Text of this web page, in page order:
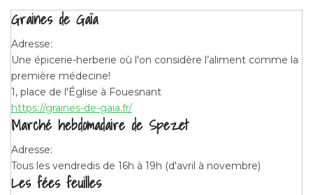
Graines de Gaïa
Adresse:
Une épicerie-herberie où l'on considère l’aliment comme la
première médecine!
1, place de l'Église à Fouesnant
https://graines-de-gaia.fr/
Marché hebdomadaire de Spezet
Adresse:
Tous les vendredis de 16h à 19h (d'avril à novembre)
Les fées feuilles